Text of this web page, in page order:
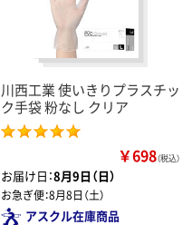
川西工業 使いきりプラスチッ
ク手袋 粉なし クリア
￥698（税込）
お届け日：8月9日（日）
お急ぎ便：8月8日（土）
アスクル在庫商品